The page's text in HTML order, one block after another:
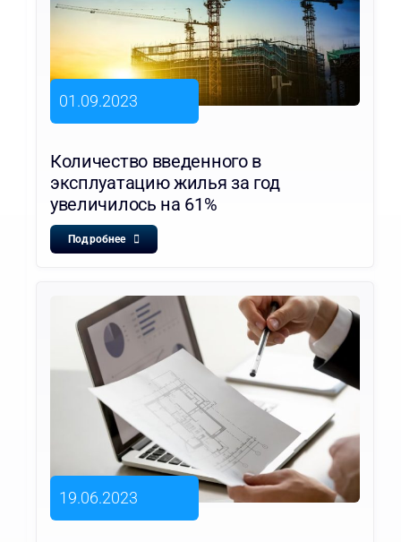
01.09.2023
Количество введенного в
эксплуатацию жилья за год
увеличилось на 61%
Подробнее
19.06.2023